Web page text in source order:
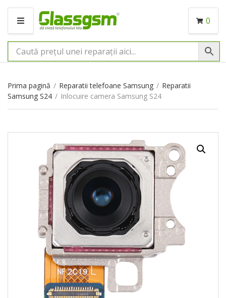
M
N
I
0
Prima pagină / Reparatii telefoane Samsung / Reparatii
Samsung S24 / Inlocuire camera Samsung S24